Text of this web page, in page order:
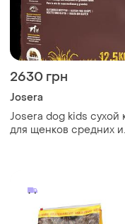
2630 грн
Josera
Josera dog kids сухой
для щенков средних и